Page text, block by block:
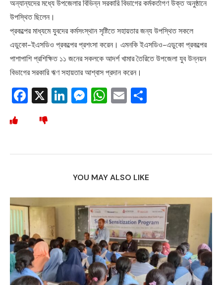
অন্যান্যদের মধ্যে উপজেলার বিভিন্ন সরকারি বিভাগের কর্মকর্তাগণ উক্ত অনুষ্ঠানে
উপস্থিত ছিলেন।
প্রকল্পের মাধ্যমে যুবদের কর্মসংস্থান সৃষ্টিতে সহায়তার জন্য উপস্থিত সকলে
এডুকো-ইএসডিও প্রকল্পের প্রশংসা করেন। এমনকি ইএসডিও-এডুকো প্রকল্পের
পাশাপাশি প্রশিক্ষিত ১১ জনের সকলকে আদর্শ খামার তৈরিতে উপজেলা যুব উন্নয়ন
বিভাগের সরকারি ঋণ সহায়তার আশ্বাস প্রদান করেন।
Facebook
X LinkedIn
Messenger
WhatsApp
Email
YOU MAY ALSO LIKE